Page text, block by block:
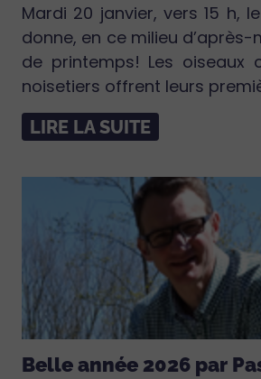
Mardi 20 janvier, vers 15 h,
donne, en ce milieu
de printemps! Les oiseaux
noisetiers offrent leurs
LIRE LA SUITE
Belle année 2026 par